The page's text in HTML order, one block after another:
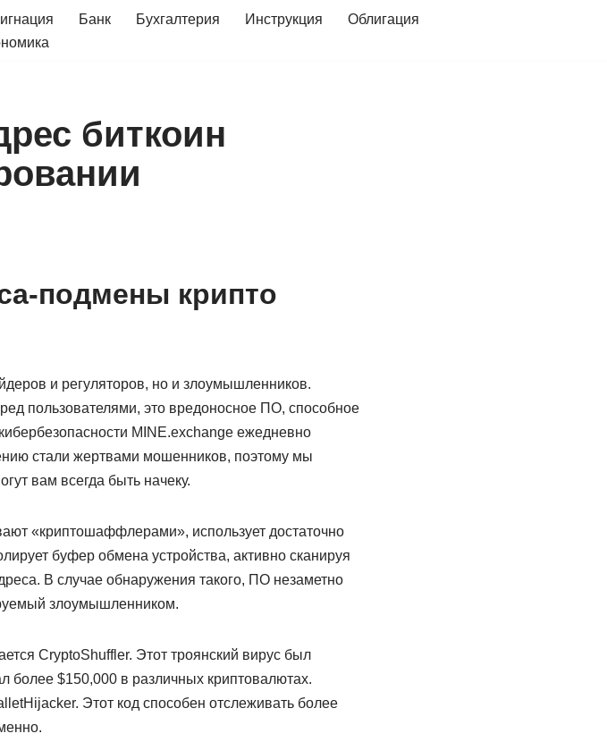
Банк Бухгалтерия Инструкция
Облигация
биткоин
подмены крипто
и регуляторов, но и злоумышленников.
пользователями, это вредоносное ПО, способное
MINE.exchange ежедневно
стали жертвами мошенников, поэтому мы
вам всегда быть начеку.
«криптошаффлерами», использует достаточно
буфер обмена устройства, активно сканируя
В случае обнаружения такого, ПО незаметно
злоумышленником.
CryptoShuffler. Этот троянский вирус был
более $150,000 в различных криптовалютах.
Этот код способен отслеживать более